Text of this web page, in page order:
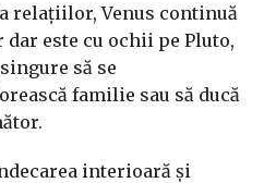
relațiilor, Venus continuă
dar este cu ochii pe Pluto,
să se
familie sau să ducă
interioară și